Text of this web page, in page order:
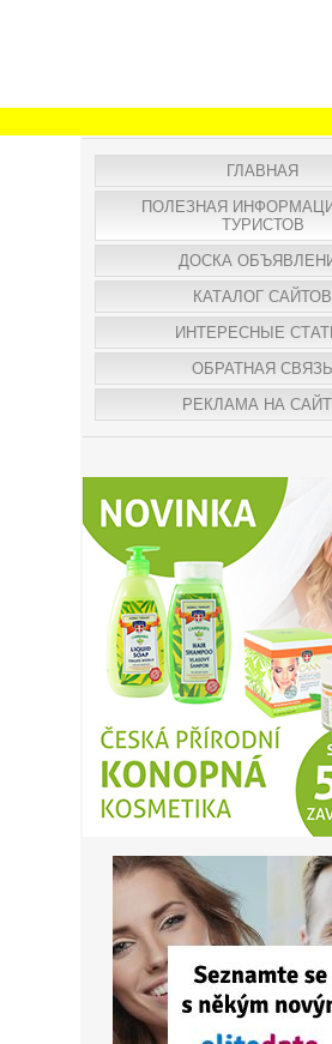
ГЛАВНАЯ
ПОЛЕЗНАЯ
ТУРИСТОВ
ДОСКА
КАТАЛОГ САЙТОВ
ИНТЕРЕСНЫЕ
ОБРАТНАЯ СВЯЗЬ
РЕКЛАМА НА